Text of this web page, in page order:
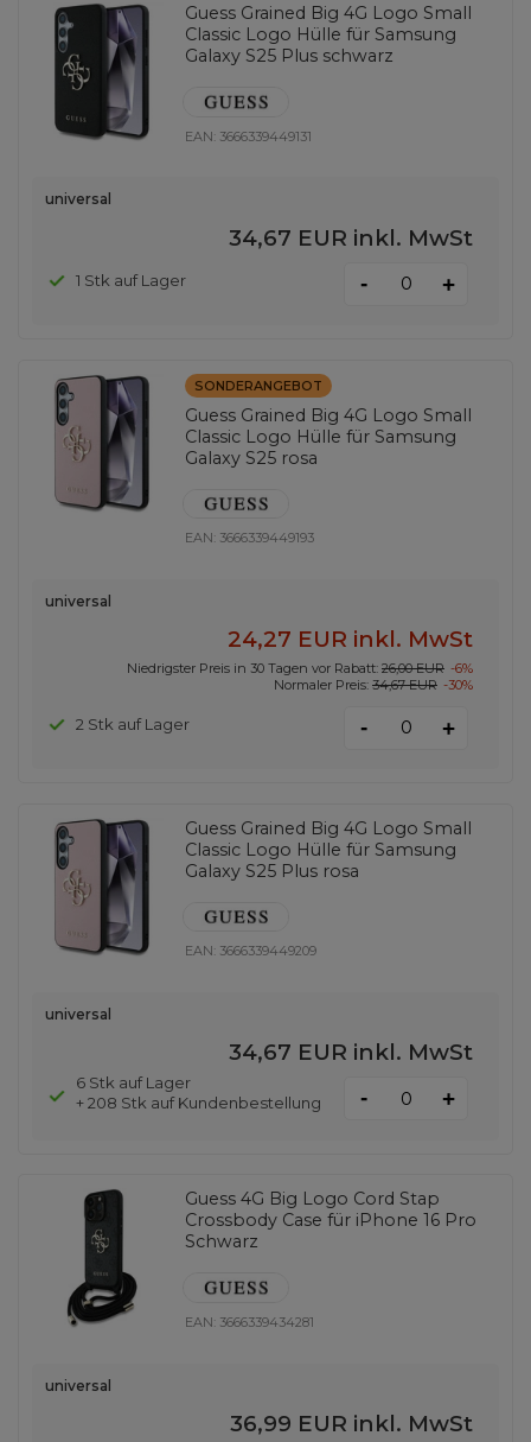
Guess Grained Big 4G Logo Small
Classic Logo Hülle für Samsung
Galaxy S25 Plus schwarz
EAN: 3666339449131
universal
34,67 EUR inkl. MwSt
1 Stk auf Lager - +
SONDERANGEBOT
Guess Grained Big 4G Logo Small
Classic Logo Hülle für Samsung
Galaxy S25 rosa
EAN: 3666339449193
universal
24,27 EUR inkl. MwSt
Niedrigster Preis in 30 Tagen vor Rabatt: 26,00 EUR -6%
Normaler Preis: 34,67 EUR -30%
2 Stk auf Lager - +
Guess Grained Big 4G Logo Small
Classic Logo Hülle für Samsung
Galaxy S25 Plus rosa
EAN: 3666339449209
universal
34,67 EUR inkl. MwSt
6 Stk auf Lager
+ 208 Stk auf Kundenbestellung
- +
Guess 4G Big Logo Cord Stap
Crossbody Case für iPhone 16 Pro
Schwarz
EAN: 3666339434281
universal
36,99 EUR inkl. MwSt